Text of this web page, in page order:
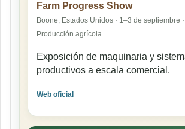
Farm Progress Show
Boone, Estados Unidos · 1–3 de septiembre ·
Producción agrícola
Exposición de maquinaria y
productivos a escala comercial.
Web oficial